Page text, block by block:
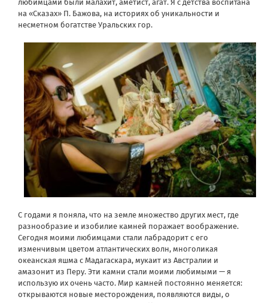
любимцами были малахит, аметист, агат. Я с детства воспитана
на «Сказах» П. Бажова, на историях об уникальности и
несметном богатстве Уральских гор.
С годами я поняла, что на земле множество других мест, где
разнообразие и изобилие камней поражает воображение.
Сегодня моими любимцами стали лабрадорит с его
изменчивым цветом атлантических волн, многоликая
океанская яшма с Мадагаскара, мукаит из Австралии и
амазонит из Перу. Эти камни стали моими любимыми — я
использую их очень часто. Мир камней постоянно меняется:
открываются новые месторождения, появляются виды, о